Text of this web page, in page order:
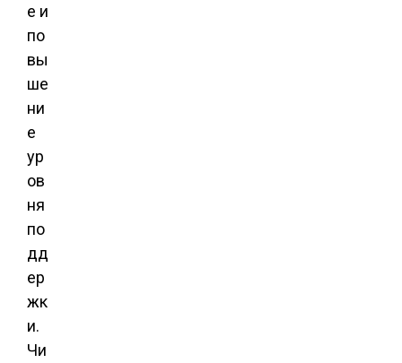
е и
по
вы
ше
ни
е
ур
ов
ня
по
дд
ер
жк
и.
Чи